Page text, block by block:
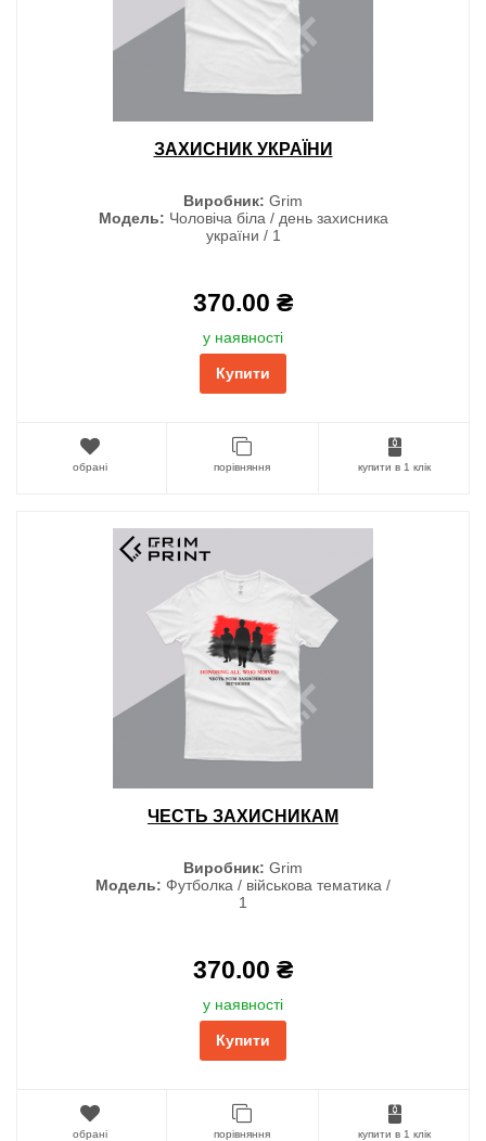
ЗАХИСНИК УКРАЇНИ
Виробник: Grim
Модель: Чоловіча біла / день захисника
україни / 1
370.00 ₴
у наявності
Купити
обрані порівняння купити в 1 клік
ЧЕСТЬ ЗАХИСНИКАМ
Виробник: Grim
Модель: Футболка / військова тематика /
1
370.00 ₴
у наявності
Купити
обрані порівняння купити в 1 клік